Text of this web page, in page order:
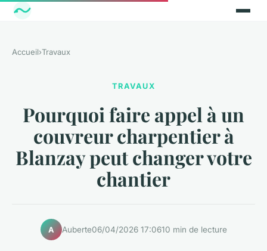
Accueil›Travaux
TRAVAUX
Pourquoi faire appel à un
couvreur charpentier à
Blanzay peut changer votre
chantier
A Auberte06/04/2026 17:0610 min de lecture